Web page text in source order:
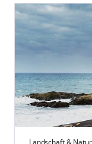
Landschaft & Natur